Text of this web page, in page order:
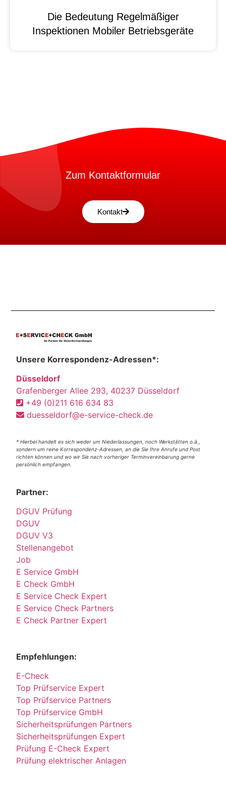
Die Bedeutung Regelmäßiger
Inspektionen Mobiler Betriebsgeräte
Zum Kontaktformular
Kontakt
Unsere Korrespondenz-Adressen*:
Düsseldorf
Grafenberger Allee 293, 40237 Düsseldorf
+49 (0)211 616 634 83
duesseldorf@e-service-check.de
* Hierbei handelt es sich weder um Niederlassungen, noch Werkstätten o.ä.,
sondern um reine Korrespondenz-Adressen, an die Sie Ihre Anrufe und Post
richten können und wo wir Sie nach vorheriger Terminvereinbarung gerne
persönlich empfangen.
Partner:
DGUV Prüfung
DGUV
DGUV V3
Stellenangebot
Job
E Service GmbH
E Check GmbH
E Service Check Expert
E Service Check Partners
E Check Partner Expert
Empfehlungen:
E-Check
Top Prüfservice Expert
Top Prüfservice Partners
Top Prüfservice GmbH
Sicherheitsprüfungen Partners
Sicherheitsprüfungen Expert
Prüfung E-Check Expert
Prüfung elektrischer Anlagen